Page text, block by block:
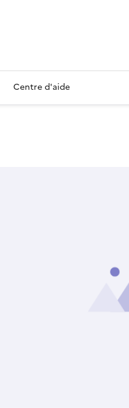
Centre d'aide